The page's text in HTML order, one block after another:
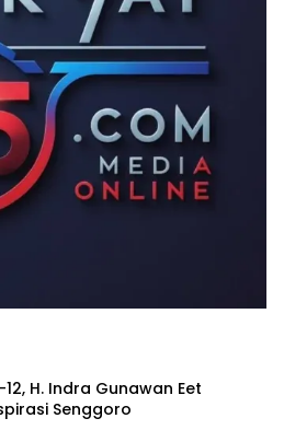
H. Indra Gunawan Eet
Senggoro